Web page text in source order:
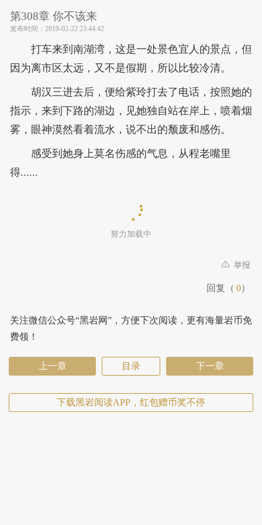
第308章 你不该来
发布时间： 2019-02-22 23:44:42
打车来到南湖湾，这是一处景色宜人的景点，但
因为离市区太远，又不是假期，所以比较冷清。
胡汉三进去后，便给紫玲打去了电话，按照她的
指示，来到下路的湖边，见她独自站在岸上，喷着烟
雾，眼神漠然看着流水，说不出的颓废和感伤。
感受到她身上莫名伤感的气息，从程老嘴里
得......
努力加载中
举报
回复（ 0）
关注微信公众号“黑岩网”，方便下次阅读，更有海量岩币免
费领！
上一章 目录 下一章
下载黑岩阅读APP，红包赠币奖不停